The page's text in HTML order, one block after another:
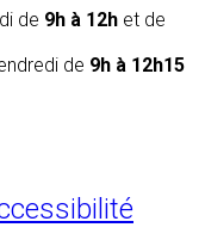
de 9h à 12h et de
de 9h à 12h15